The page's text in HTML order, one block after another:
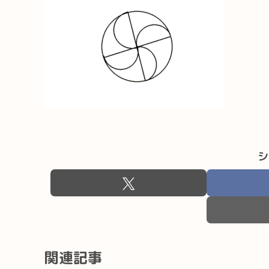
関連記事